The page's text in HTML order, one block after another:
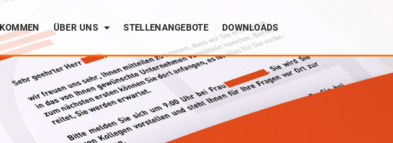
ÜBER UNS STELLENANGEBOTE DOWNLOADS